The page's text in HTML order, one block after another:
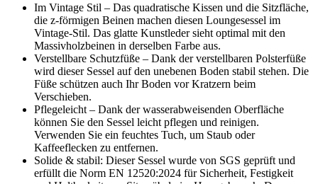
Im Vintage Stil – Das quadratische Kissen und die Sitzfläche,
die z-förmigen Beinen machen diesen Loungesessel im
Vintage-Stil. Das glatte Kunstleder sieht optimal mit den
Massivholzbeinen in derselben Farbe aus.
Verstellbare Schutzfüße – Dank der verstellbaren Polsterfüße
wird dieser Sessel auf den unebenen Boden stabil stehen. Die
Füße schützen auch Ihr Boden vor Kratzern beim
Verschieben.
Pflegeleicht – Dank der wasserabweisenden Oberfläche
können Sie den Sessel leicht pflegen und reinigen.
Verwenden Sie ein feuchtes Tuch, um Staub oder
Kaffeeflecken zu entfernen.
Solide & stabil: Dieser Sessel wurde von SGS geprüft und
erfüllt die Norm EN 12520:2024 für Sicherheit, Festigkeit